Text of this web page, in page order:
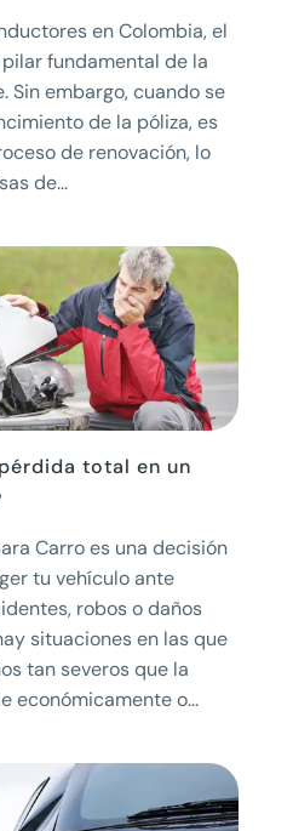
en Colombia, el
fundamental de la
Sin embargo, cuando se
de la póliza, es
de renovación, lo
de...
total en un
Carro es una decisión
tu vehículo ante
robos o daños
situaciones en las que
tan severos que la
económicamente o...